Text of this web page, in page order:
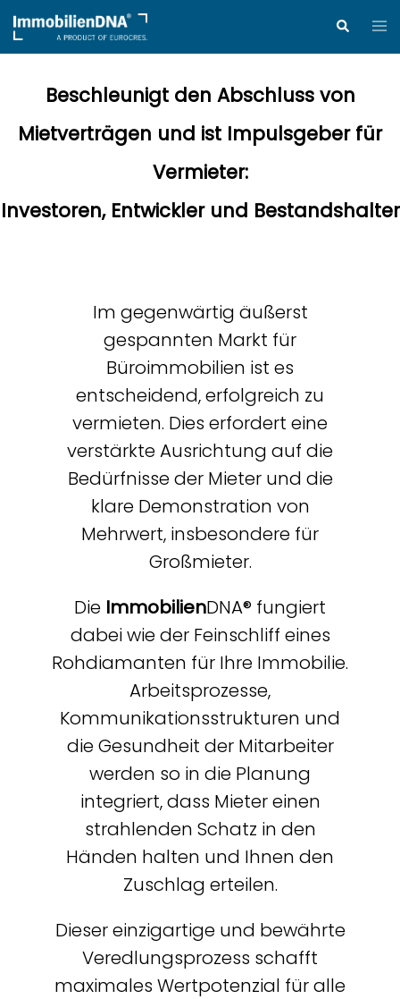
Zum
Inhalt
springen
Suche
Beschleunigt den Abschluss von
Mietverträgen​ und ist Impulsgeber für
Vermieter:​
Investoren, Entwickler und Bestandshalter
Im gegenwärtig äußerst
gespannten Markt für
Büroimmobilien ist es
entscheidend, erfolgreich zu
vermieten. Dies erfordert eine
verstärkte Ausrichtung auf die
Bedürfnisse der Mieter und die
klare Demonstration von
Mehrwert, insbesondere für
Großmieter.
Die ImmobilienDNA® fungiert
dabei wie der Feinschliff eines
Rohdiamanten für Ihre Immobilie.
Arbeitsprozesse,
Kommunikationsstrukturen und
die Gesundheit der Mitarbeiter
werden so in die Planung
integriert, dass Mieter einen
strahlenden Schatz in den
Händen halten und Ihnen den
Zuschlag erteilen.
Dieser einzigartige und bewährte
Veredlungsprozess schafft
maximales Wertpotenzial für alle